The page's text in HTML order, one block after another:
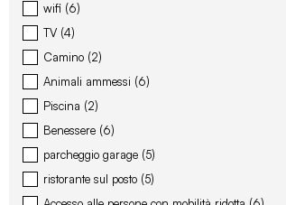
wifi (6)
TV (4)
Camino (2)
Animali ammessi (6)
Piscina (2)
Benessere (6)
parcheggio garage (5)
ristorante sul posto (5)